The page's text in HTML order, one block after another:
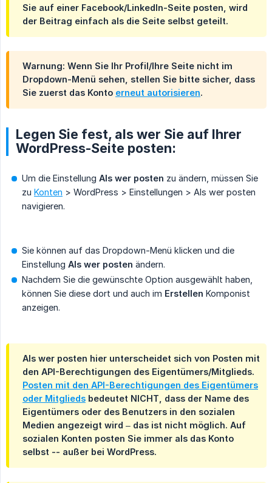
Sie auf einer Facebook/LinkedIn-Seite posten, wird
der Beitrag einfach als die Seite selbst geteilt.
Warnung: Wenn Sie Ihr Profil/Ihre Seite nicht im
Dropdown-Menü sehen, stellen Sie bitte sicher, dass
Sie zuerst das Konto erneut autorisieren.
Legen Sie fest, als wer Sie auf Ihrer
WordPress-Seite posten:
Um die Einstellung Als wer posten zu ändern, müssen Sie
zu Konten > WordPress > Einstellungen > Als wer posten
navigieren.
Sie können auf das Dropdown-Menü klicken und die
Einstellung Als wer posten ändern.
Nachdem Sie die gewünschte Option ausgewählt haben,
können Sie diese dort und auch im Erstellen Komponist
anzeigen.
Als wer posten hier unterscheidet sich von Posten mit
den API-Berechtigungen des Eigentümers/Mitglieds.
Posten mit den API-Berechtigungen des Eigentümers
oder Mitglieds bedeutet NICHT, dass der Name des
Eigentümers oder des Benutzers in den sozialen
Medien angezeigt wird – das ist nicht möglich. Auf
sozialen Konten posten Sie immer als das Konto
selbst -- außer bei WordPress.